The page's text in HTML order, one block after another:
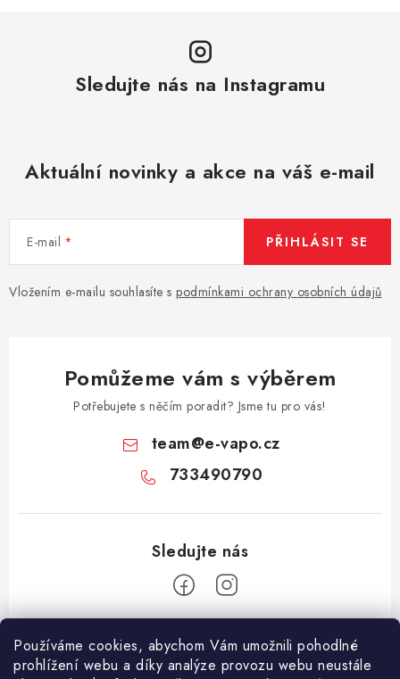
Používáme cookies, abychom Vám umožnili pohodlné
prohlížení webu a díky analýze provozu webu neustále
Sledujte nás na Instagramu
Aktuální novinky a akce na váš e-mail
E-mail
Vložením e-mailu souhlasíte s podmínkami ochrany osobních údajů
PŘIHLÁSIT SE
Pomůžeme vám s výběrem
Potřebujete s něčím poradit? Jsme tu pro vás!
team@e-vapo.cz
733490790